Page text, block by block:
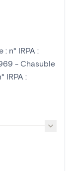
: n° IRPA :
- Chasuble
IRPA :